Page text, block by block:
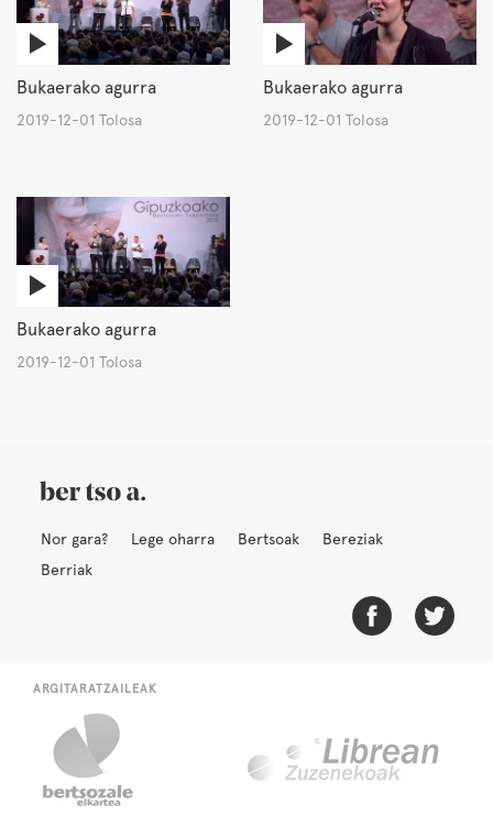
Bukaerako agurra
2019-12-01 Tolosa
Bukaerako agurra
2019-12-01 Tolosa
Bukaerako agurra
2019-12-01 Tolosa
Nor gara? Lege oharra Bertsoak
Bereziak
Berriak
ARGITARATZAILEAK